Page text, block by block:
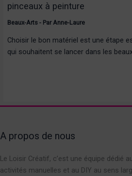
pinceaux à peinture
Beaux-Arts- Par Anne-Laure
Choisir le bon matériel est une étape
qui souhaitent se lancer dans les
A propos de nous
Le Loisir Créatif, c’est une équipe dédié
activités manuelles et au DIY au sens